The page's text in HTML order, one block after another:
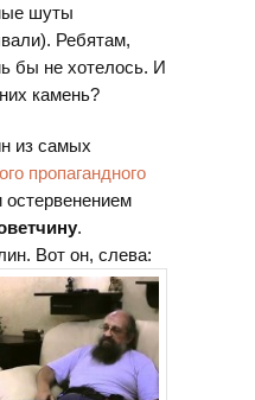
шуты
Ребятам,
бы не хотелось. И
камень?
из самых
пропагандного
.
Вот он, слева: